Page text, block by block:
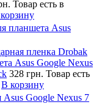
Товар есть в
планшета Asus
пленка Drobak
Asus Google Nexus
328 грн. Товар есть
В корзину
Asus Google Nexus 7